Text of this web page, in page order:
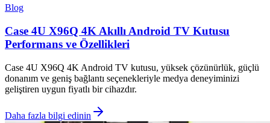
Blog
Case 4U X96Q 4K Akıllı Android TV Kutusu
Performans ve Özellikleri
Case 4U X96Q 4K Android TV kutusu, yüksek çözünürlük, güçlü
donanım ve geniş bağlantı seçenekleriyle medya deneyiminizi
geliştiren uygun fiyatlı bir cihazdır.
Daha fazla bilgi edinin